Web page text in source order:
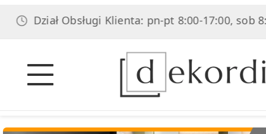
Obsługi Klienta: pn-pt 8:00-17:00, sob 8:00-14:00